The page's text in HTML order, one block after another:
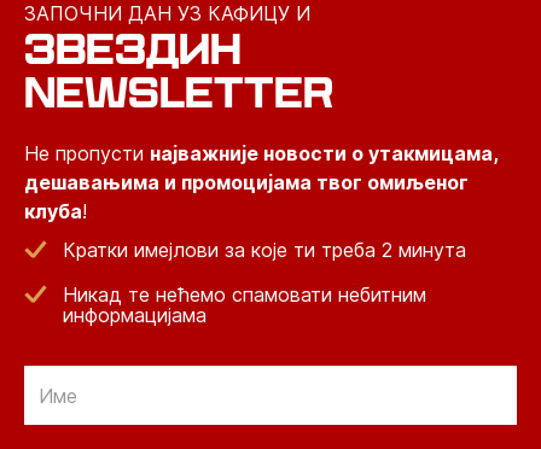
ЗАПОЧНИ ДАН УЗ КАФИЦУ И
ЗВЕЗДИН
NEWSLETTER
Не пропусти најважније новости о утакмицама,
дешавањима и промоцијама твог омиљеног
клуба!
Кратки имејлови за које ти треба 2 минута
Никад те нећемо спамовати небитним
информацијама